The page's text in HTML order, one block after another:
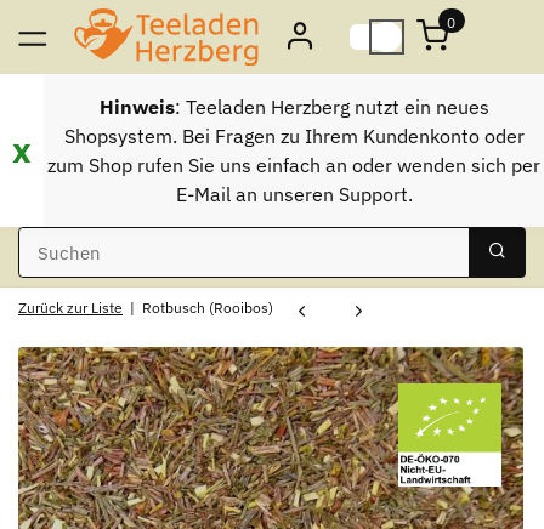
0
x
Hinweis: Teeladen Herzberg nutzt ein neues
Shopsystem. Bei Fragen zu Ihrem Kundenkonto oder
zum Shop rufen Sie uns einfach an oder wenden sich per
E-Mail an unseren Support.
Zurück zur Liste Rotbusch (Rooibos)